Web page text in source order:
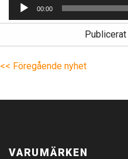
00:00
<< Föregående nyhet
VARUMÄRKEN